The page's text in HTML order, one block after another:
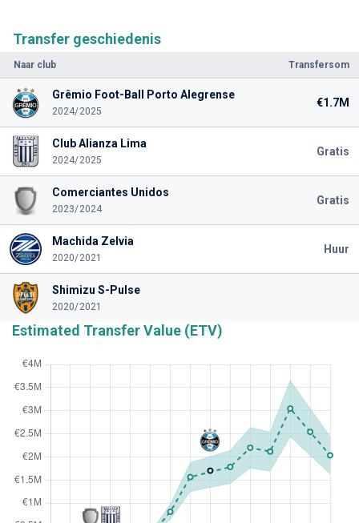
Transfer geschiedenis
Naar club Transfersom
Grêmio Foot-Ball Porto Alegrense
2024/2025
€1.7M
Club Alianza Lima
2024/2025
Gratis
Comerciantes Unidos
2023/2024
Gratis
Machida Zelvia
2020/2021
Huur
Shimizu S-Pulse
2020/2021
Estimated Transfer Value (ETV)